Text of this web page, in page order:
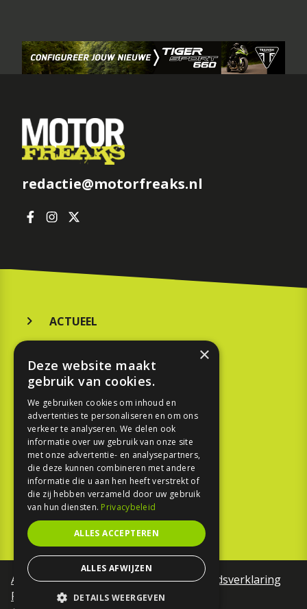
redactie@motorfreaks.nl
ACTUEEL
KOOPGIDS
TESTEN
SPORT
REPORTAGE
TOUREN
NIEUWSBRIEF
Algemene voorwaardenToegankelijkheidsverklaring
Privacy Policy
×
Deze website maakt
gebruik van cookies.
We gebruiken cookies om inhoud en
advertenties te personaliseren en om ons
verkeer te analyseren. We delen ook
informatie over uw gebruik van onze site
met onze advertentie- en analysepartners,
die deze kunnen combineren met andere
informatie die u aan hen heeft verstrekt of
die zij hebben verzameld door uw gebruik
van hun diensten. Privacybeleid
ALLES ACCEPTEREN
ALLES AFWIJZEN
DETAILS WEERGEVEN